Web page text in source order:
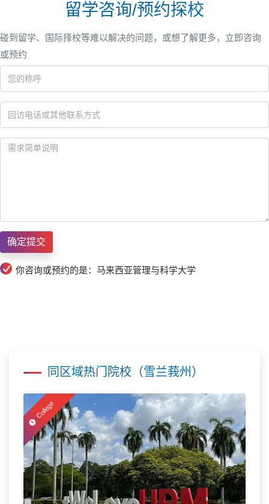
留学咨询/预约探校
碰到留学、国际择校等难以解决的问题，或想了解更多，立即咨询
或预约
你咨询或预约的是：马来西亚管理与科学大学
同区域热门院校（雪兰莪州）
College